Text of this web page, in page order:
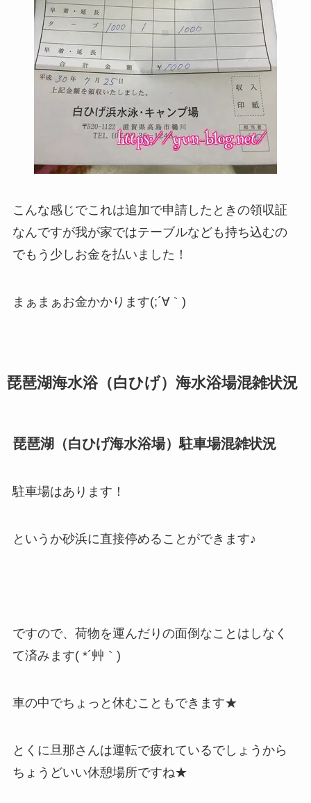
こんな感じでこれは追加で申請したときの領収証
なんですが我が家ではテーブルなども持ち込むの
でもう少しお金を払いました！
まぁまぁお金かかります(;´∀｀)
琵琶湖海水浴（白ひげ）海水浴場混雑状況
琵琶湖（白ひげ海水浴場）駐車場混雑状況
駐車場はあります！
というか砂浜に直接停めることができます♪
ですので、荷物を運んだりの面倒なことはしなく
て済みます( *´艸｀)
車の中でちょっと休むこともできます★
とくに旦那さんは運転で疲れているでしょうから
ちょうどいい休憩場所ですね★